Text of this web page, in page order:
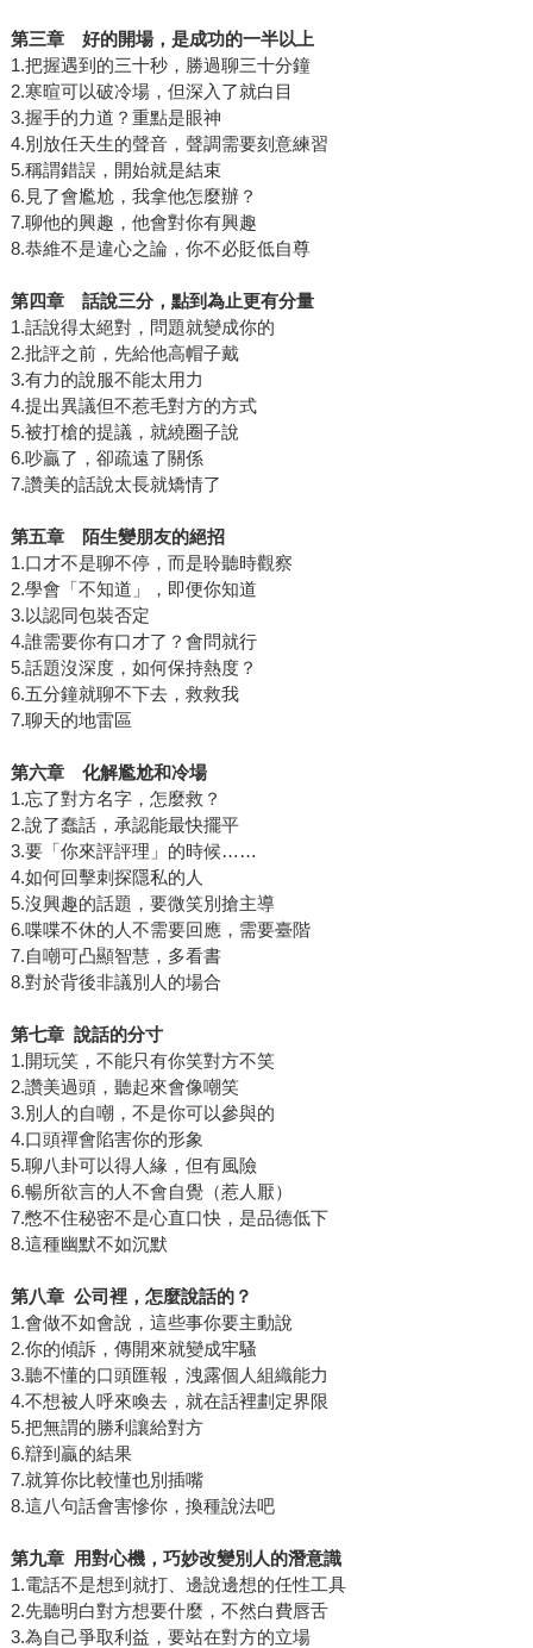
第三章 好的開場，是成功的一半以上
1.把握遇到的三十秒，勝過聊三十分鐘
2.寒暄可以破冷場，但深入了就白目
3.握手的力道？重點是眼神
4.別放任天生的聲音，聲調需要刻意練習
5.稱謂錯誤，開始就是結束
6.見了會尷尬，我拿他怎麼辦？
7.聊他的興趣，他會對你有興趣
8.恭維不是違心之論，你不必貶低自尊
第四章 話說三分，點到為止更有分量
1.話說得太絕對，問題就變成你的
2.批評之前，先給他高帽子戴
3.有力的說服不能太用力
4.提出異議但不惹毛對方的方式
5.被打槍的提議，就繞圈子說
6.吵贏了，卻疏遠了關係
7.讚美的話說太長就矯情了
第五章 陌生變朋友的絕招
1.口才不是聊不停，而是聆聽時觀察
2.學會「不知道」，即便你知道
3.以認同包裝否定
4.誰需要你有口才了？會問就行
5.話題沒深度，如何保持熱度？
6.五分鐘就聊不下去，救救我
7.聊天的地雷區
第六章 化解尷尬和冷場
1.忘了對方名字，怎麼救？
2.說了蠢話，承認能最快擺平
3.要「你來評評理」的時候……
4.如何回擊刺探隱私的人
5.沒興趣的話題，要微笑別搶主導
6.喋喋不休的人不需要回應，需要臺階
7.自嘲可凸顯智慧，多看書
8.對於背後非議別人的場合
第七章 說話的分寸
1.開玩笑，不能只有你笑對方不笑
2.讚美過頭，聽起來會像嘲笑
3.別人的自嘲，不是你可以參與的
4.口頭禪會陷害你的形象
5.聊八卦可以得人緣，但有風險
6.暢所欲言的人不會自覺（惹人厭）
7.憋不住秘密不是心直口快，是品德低下
8.這種幽默不如沉默
第八章 公司裡，怎麼說話的？
1.會做不如會說，這些事你要主動說
2.你的傾訴，傳開來就變成牢騷
3.聽不懂的口頭匯報，洩露個人組織能力
4.不想被人呼來喚去，就在話裡劃定界限
5.把無謂的勝利讓給對方
6.辯到贏的結果
7.就算你比較懂也別插嘴
8.這八句話會害慘你，換種說法吧
第九章 用對心機，巧妙改變別人的潛意識
1.電話不是想到就打、邊說邊想的任性工具
2.先聽明白對方想要什麼，不然白費唇舌
3.為自己爭取利益，要站在對方的立場